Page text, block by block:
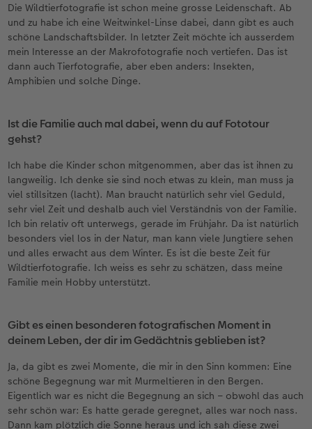
Die Wildtierfotografie ist schon meine grosse Leidenschaft. Ab
und zu habe ich eine Weitwinkel-Linse dabei, dann gibt es auch
schöne Landschaftsbilder. In letzter Zeit möchte ich ausserdem
mein Interesse an der Makrofotografie noch vertiefen. Das ist
dann auch Tierfotografie, aber eben anders: Insekten,
Amphibien und solche Dinge.
Ist die Familie auch mal dabei, wenn du auf Fototour
gehst?
Ich habe die Kinder schon mitgenommen, aber das ist ihnen zu
langweilig. Ich denke sie sind noch etwas zu klein, man muss ja
viel stillsitzen (lacht). Man braucht natürlich sehr viel Geduld,
sehr viel Zeit und deshalb auch viel Verständnis von der Familie.
Ich bin relativ oft unterwegs, gerade im Frühjahr. Da ist natürlich
besonders viel los in der Natur, man kann viele Jungtiere sehen
und alles erwacht aus dem Winter. Es ist die beste Zeit für
Wildtierfotografie. Ich weiss es sehr zu schätzen, dass meine
Familie mein Hobby unterstützt.
Gibt es einen besonderen fotografischen Moment in
deinem Leben, der dir im Gedächtnis geblieben ist?
Ja, da gibt es zwei Momente, die mir in den Sinn kommen: Eine
schöne Begegnung war mit Murmeltieren in den Bergen.
Eigentlich war es nicht die Begegnung an sich – obwohl das auch
sehr schön war: Es hatte gerade geregnet, alles war noch nass.
Dann kam plötzlich die Sonne heraus und ich sah diese zwei